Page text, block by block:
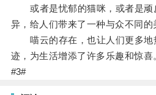
或者是忧郁的猫咪，或者是顽
异，给人们带来了一种与众不同的
喵云的存在，也让人们更多地
迹，为生活增添了许多乐趣和惊喜
#3#